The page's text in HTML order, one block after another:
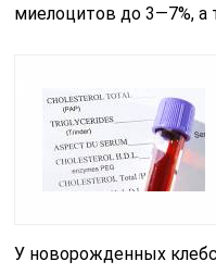
миелоцитов до 3—7%, а
У новорожденных